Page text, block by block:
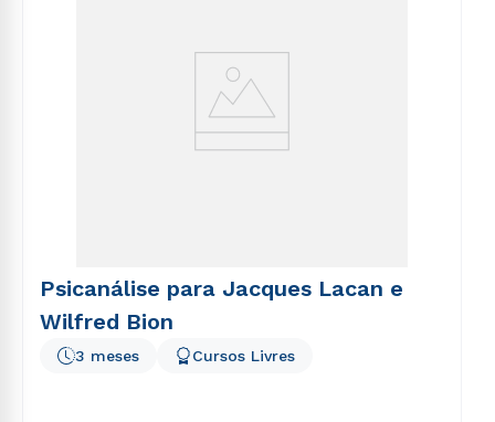
Psicanálise para Jacques Lacan e
Wilfred Bion
3 meses Cursos Livres